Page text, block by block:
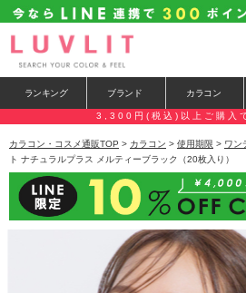
ランキング ブランド カラコン
3,300円(税込)以上ご購入
カラコン・コスメ通販TOP > カラコン > 使用期限 > ワン
ト ナチュラルプラス メルティーブラック（20枚入り）